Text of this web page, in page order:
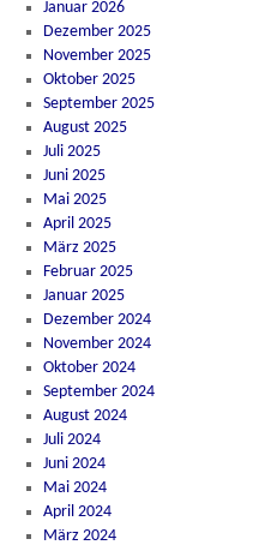
Januar 2026
Dezember 2025
November 2025
Oktober 2025
September 2025
August 2025
Juli 2025
Juni 2025
Mai 2025
April 2025
März 2025
Februar 2025
Januar 2025
Dezember 2024
November 2024
Oktober 2024
September 2024
August 2024
Juli 2024
Juni 2024
Mai 2024
April 2024
März 2024